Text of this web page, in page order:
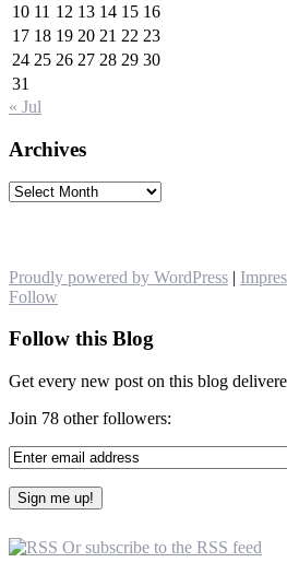
10 11 12 13 14 15 16
17 18 19 20 21 22 23
24 25 26 27 28 29 30
31
« Jul
Archives
Archives
Proudly powered by WordPress |
Follow
Follow this Blog
Get every new post on this blog
Join 78 other followers:
Or subscribe to the RSS feed